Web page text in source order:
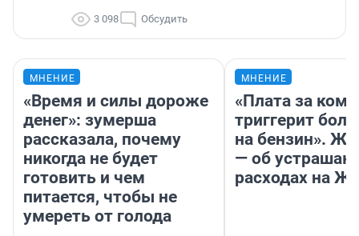
3 098 Обсудить
МНЕНИЕ
«Время и силы дороже
денег»: зумерша
рассказала, почему
никогда не будет
готовить и чем
питается, чтобы не
умереть от голода
МНЕНИЕ
«Плата за
триггерит
на бензин».
— об
расходах на